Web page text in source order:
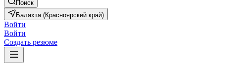
Поиск
Балахта (Красноярский край)
Войти
Войти
Создать резюме